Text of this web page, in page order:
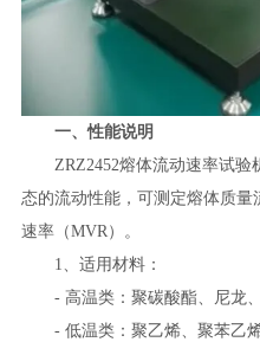
一、性能说明
ZRZ2452熔体流动速率试验
态的流动性能，可测定熔体质量
速率（MVR）。
1、适用材料：
- 高温类：聚碳酸酯、尼龙、
- 低温类：聚乙烯、聚苯乙烯